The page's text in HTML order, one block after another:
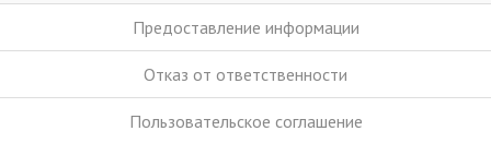
Предоставление информации
Отказ от ответственности
Пользовательское соглашение